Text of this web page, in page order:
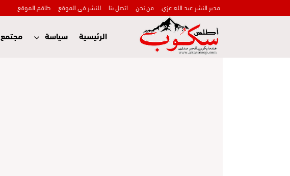
مدير النشر عبد الله عزي من نحن اتصل بنا للنشر في الموقع طاقم الموقع
الرئيسية سياسة مجتمع